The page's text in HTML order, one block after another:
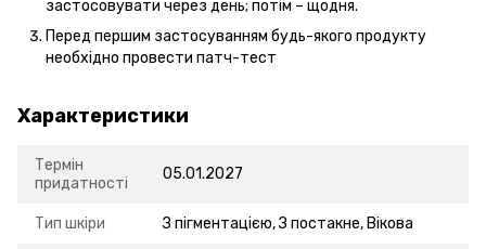
застосовувати через день; потім – щодня.
Перед першим застосуванням будь-якого продукту
необхідно провести патч-тест
Характеристики
Термін
придатності
05.01.2027
Тип шкіри З пігментацією, З постакне, Вікова